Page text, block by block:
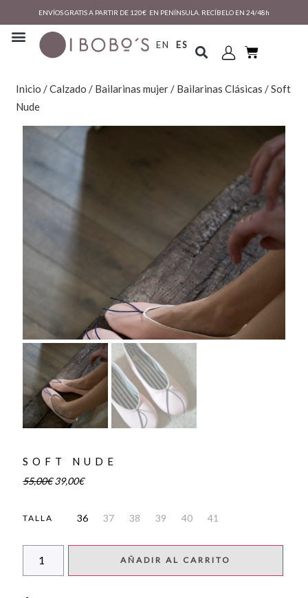
ENVÍOS GRATIS A PARTIR DE 120€ EN PENÍNSULA. RECÍBELO EN 24/48h
EN ES
Inicio /Calzado / Bailarinas mujer/ Bailarinas Clásicas / Soft
Nude
SOFT NUDE
55,00€ 39,00€
TALLA 36 37 38 39 40 41
AÑADIR AL CARRITO